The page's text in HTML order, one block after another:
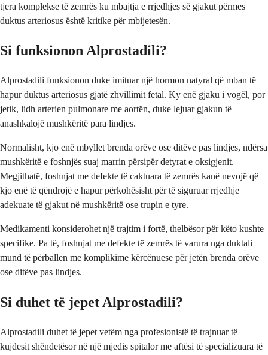
tjera komplekse të zemrës ku mbajtja e rrjedhjes së gjakut përmes
duktus arteriosus është kritike për mbijetesën.
Si funksionon Alprostadili?
Alprostadili funksionon duke imituar një hormon natyral që mban të
hapur duktus arteriosus gjatë zhvillimit fetal. Ky enë gjaku i vogël, por
jetik, lidh arterien pulmonare me aortën, duke lejuar gjakun të
anashkalojë mushkëritë para lindjes.
Normalisht, kjo enë mbyllet brenda orëve ose ditëve pas lindjes, ndërsa
mushkëritë e foshnjës suaj marrin përsipër detyrat e oksigjenit.
Megjithatë, foshnjat me defekte të caktuara të zemrës kanë nevojë që
kjo enë të qëndrojë e hapur përkohësisht për të siguruar rrjedhje
adekuate të gjakut në mushkëritë ose trupin e tyre.
Medikamenti konsiderohet një trajtim i fortë, thelbësor për këto kushte
specifike. Pa të, foshnjat me defekte të zemrës të varura nga duktali
mund të përballen me komplikime kërcënuese për jetën brenda orëve
ose ditëve pas lindjes.
Si duhet të jepet Alprostadili?
Alprostadili duhet të jepet vetëm nga profesionistë të trajnuar të
kujdesit shëndetësor në një mjedis spitalor me aftësi të specializuara të